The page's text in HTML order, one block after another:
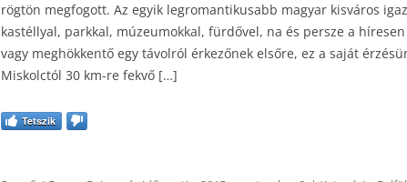
rögtön megfogott. Az egyik legromantikusabb magyar kisváros
kastéllyal, parkkal, múzeumokkal, fürdővel, na és persze a
vagy meghökkentő egy távolról érkezőnek elsőre, ez a saját
Miskolctól 30 km-re fekvő […]
Tetszik